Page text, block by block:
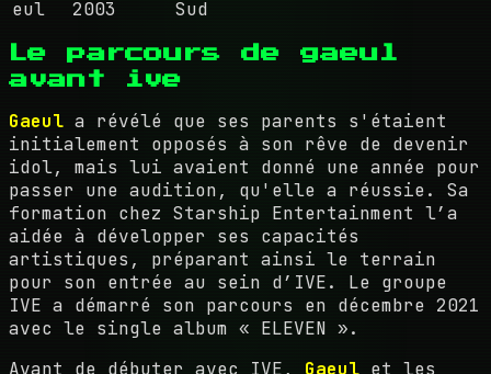
eul
2003
Sud
Le parcours de gaeul
avant ive
Gaeul a révélé que ses parents s'étaient
initialement opposés à son rêve de devenir
idol, mais lui avaient donné une année pour
passer une audition, qu'elle a réussie. Sa
formation chez Starship Entertainment l’a
aidée à développer ses capacités
artistiques, préparant ainsi le terrain
pour son entrée au sein d’IVE. Le groupe
IVE a démarré son parcours en décembre 2021
avec le single album « ELEVEN ».